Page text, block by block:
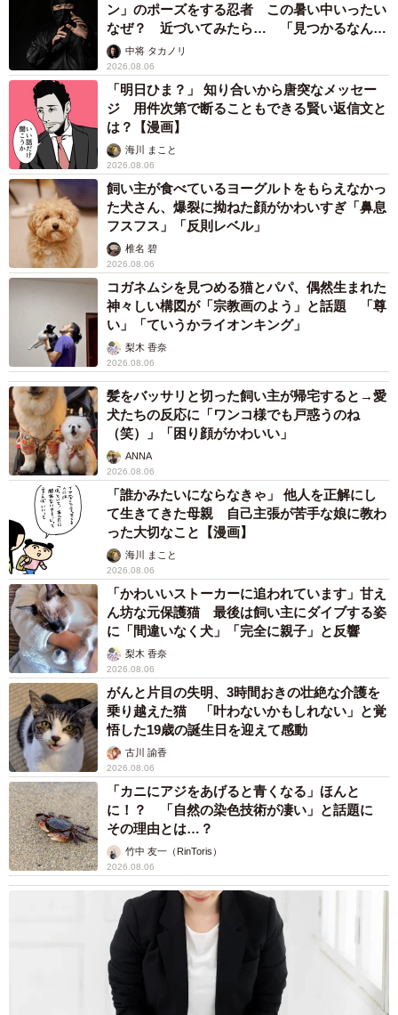
ン」のポーズをする忍者 この暑い中いったい
なぜ？ 近づいてみたら… 「見つかるなんて
未熟」中将 タカノリ
2026.08.06
「明日ひま？」 知り合いから唐突なメッセー
ジ 用件次第で断ることもできる賢い返信文と
は？【漫画】
海川 まこと
2026.08.06
飼い主が食べているヨーグルトをもらえなかっ
た犬さん、爆裂に拗ねた顔がかわいすぎ「鼻息
フスフス」「反則レベル」
椎名 碧
2026.08.06
コガネムシを見つめる猫とパパ、偶然生まれた
神々しい構図が「宗教画のよう」と話題 「尊
い」「ていうかライオンキング」
梨木 香奈
2026.08.06
髪をバッサリと切った飼い主が帰宅すると→愛
犬たちの反応に「ワンコ様でも戸惑うのね
（笑）」「困り顔がかわいい」
ANNA
2026.08.06
「誰かみたいにならなきゃ」 他人を正解にし
て生きてきた母親 自己主張が苦手な娘に教わ
った大切なこと【漫画】
海川 まこと
2026.08.06
「かわいいストーカーに追われています」甘え
ん坊な元保護猫 最後は飼い主にダイブする姿
に「間違いなく犬」「完全に親子」と反響
梨木 香奈
2026.08.06
がんと片目の失明、3時間おきの壮絶な介護を
乗り越えた猫 「叶わないかもしれない」と覚
悟した19歳の誕生日を迎えて感動
古川 諭香
2026.08.06
「カニにアジをあげると青くなる」ほんと
に！？ 「自然の染色技術が凄い」と話題に
その理由とは…？
竹中 友一（RinToris）
2026.08.06